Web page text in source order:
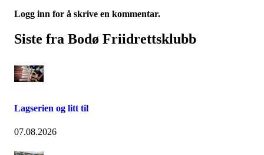
Logg inn for å skrive en kommentar.
Siste fra Bodø Friidrettsklubb
Lagserien og litt til
07.08.2026